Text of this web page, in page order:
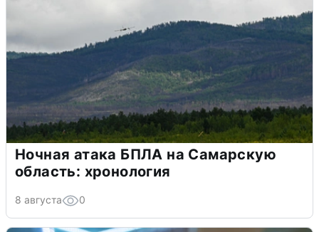
Ночная атака БПЛА на Самарскую
область: хронология
8 августа 0